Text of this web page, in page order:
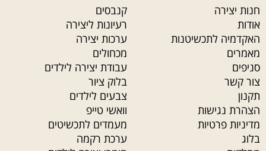
חנות יצירה
אודות
האקדמיה לתכשיטנות
מאמרים
סניפים
צור קשר
תקנון
הצהרת נגישות
מדיניות פרטיות
בלוג
קנבסים
רעיונות ליצירה
ערכות יצירה
מכחולים
עבודת יצירה לילדים
בלוק ציור
צבעים לילדים
וואשי טייפ
מעמדים לתכשיטים
ערכת רקמה